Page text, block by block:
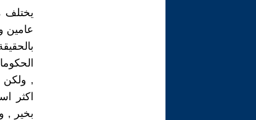
عامين
, ولكن
اكثر
بخير ,